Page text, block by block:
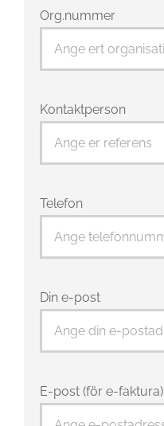
Org.nummer
Kontaktperson
Telefon
Din e-post
E-post (för e-faktura)